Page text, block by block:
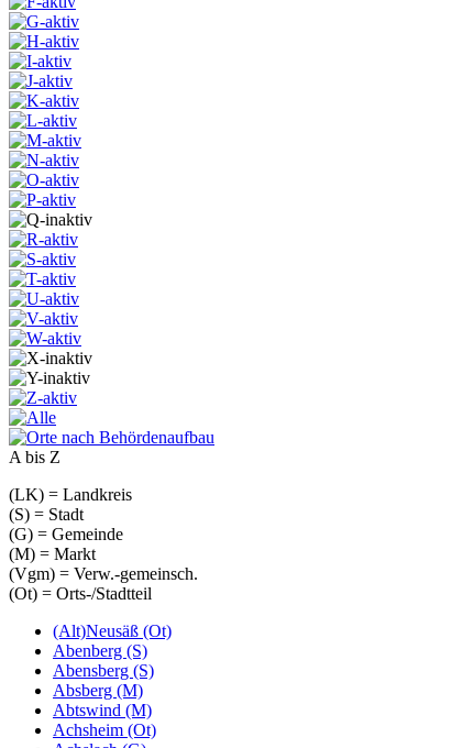
A bis Z
(LK) = Landkreis
(S) = Stadt
(G) = Gemeinde
(M) = Markt
(Vgm) = Verw.-gemeinsch.
(Ot) = Orts-/Stadtteil
(Alt)Neusäß (Ot)
Abenberg (S)
Abensberg (S)
Absberg (M)
Abtswind (M)
Achsheim (Ot)